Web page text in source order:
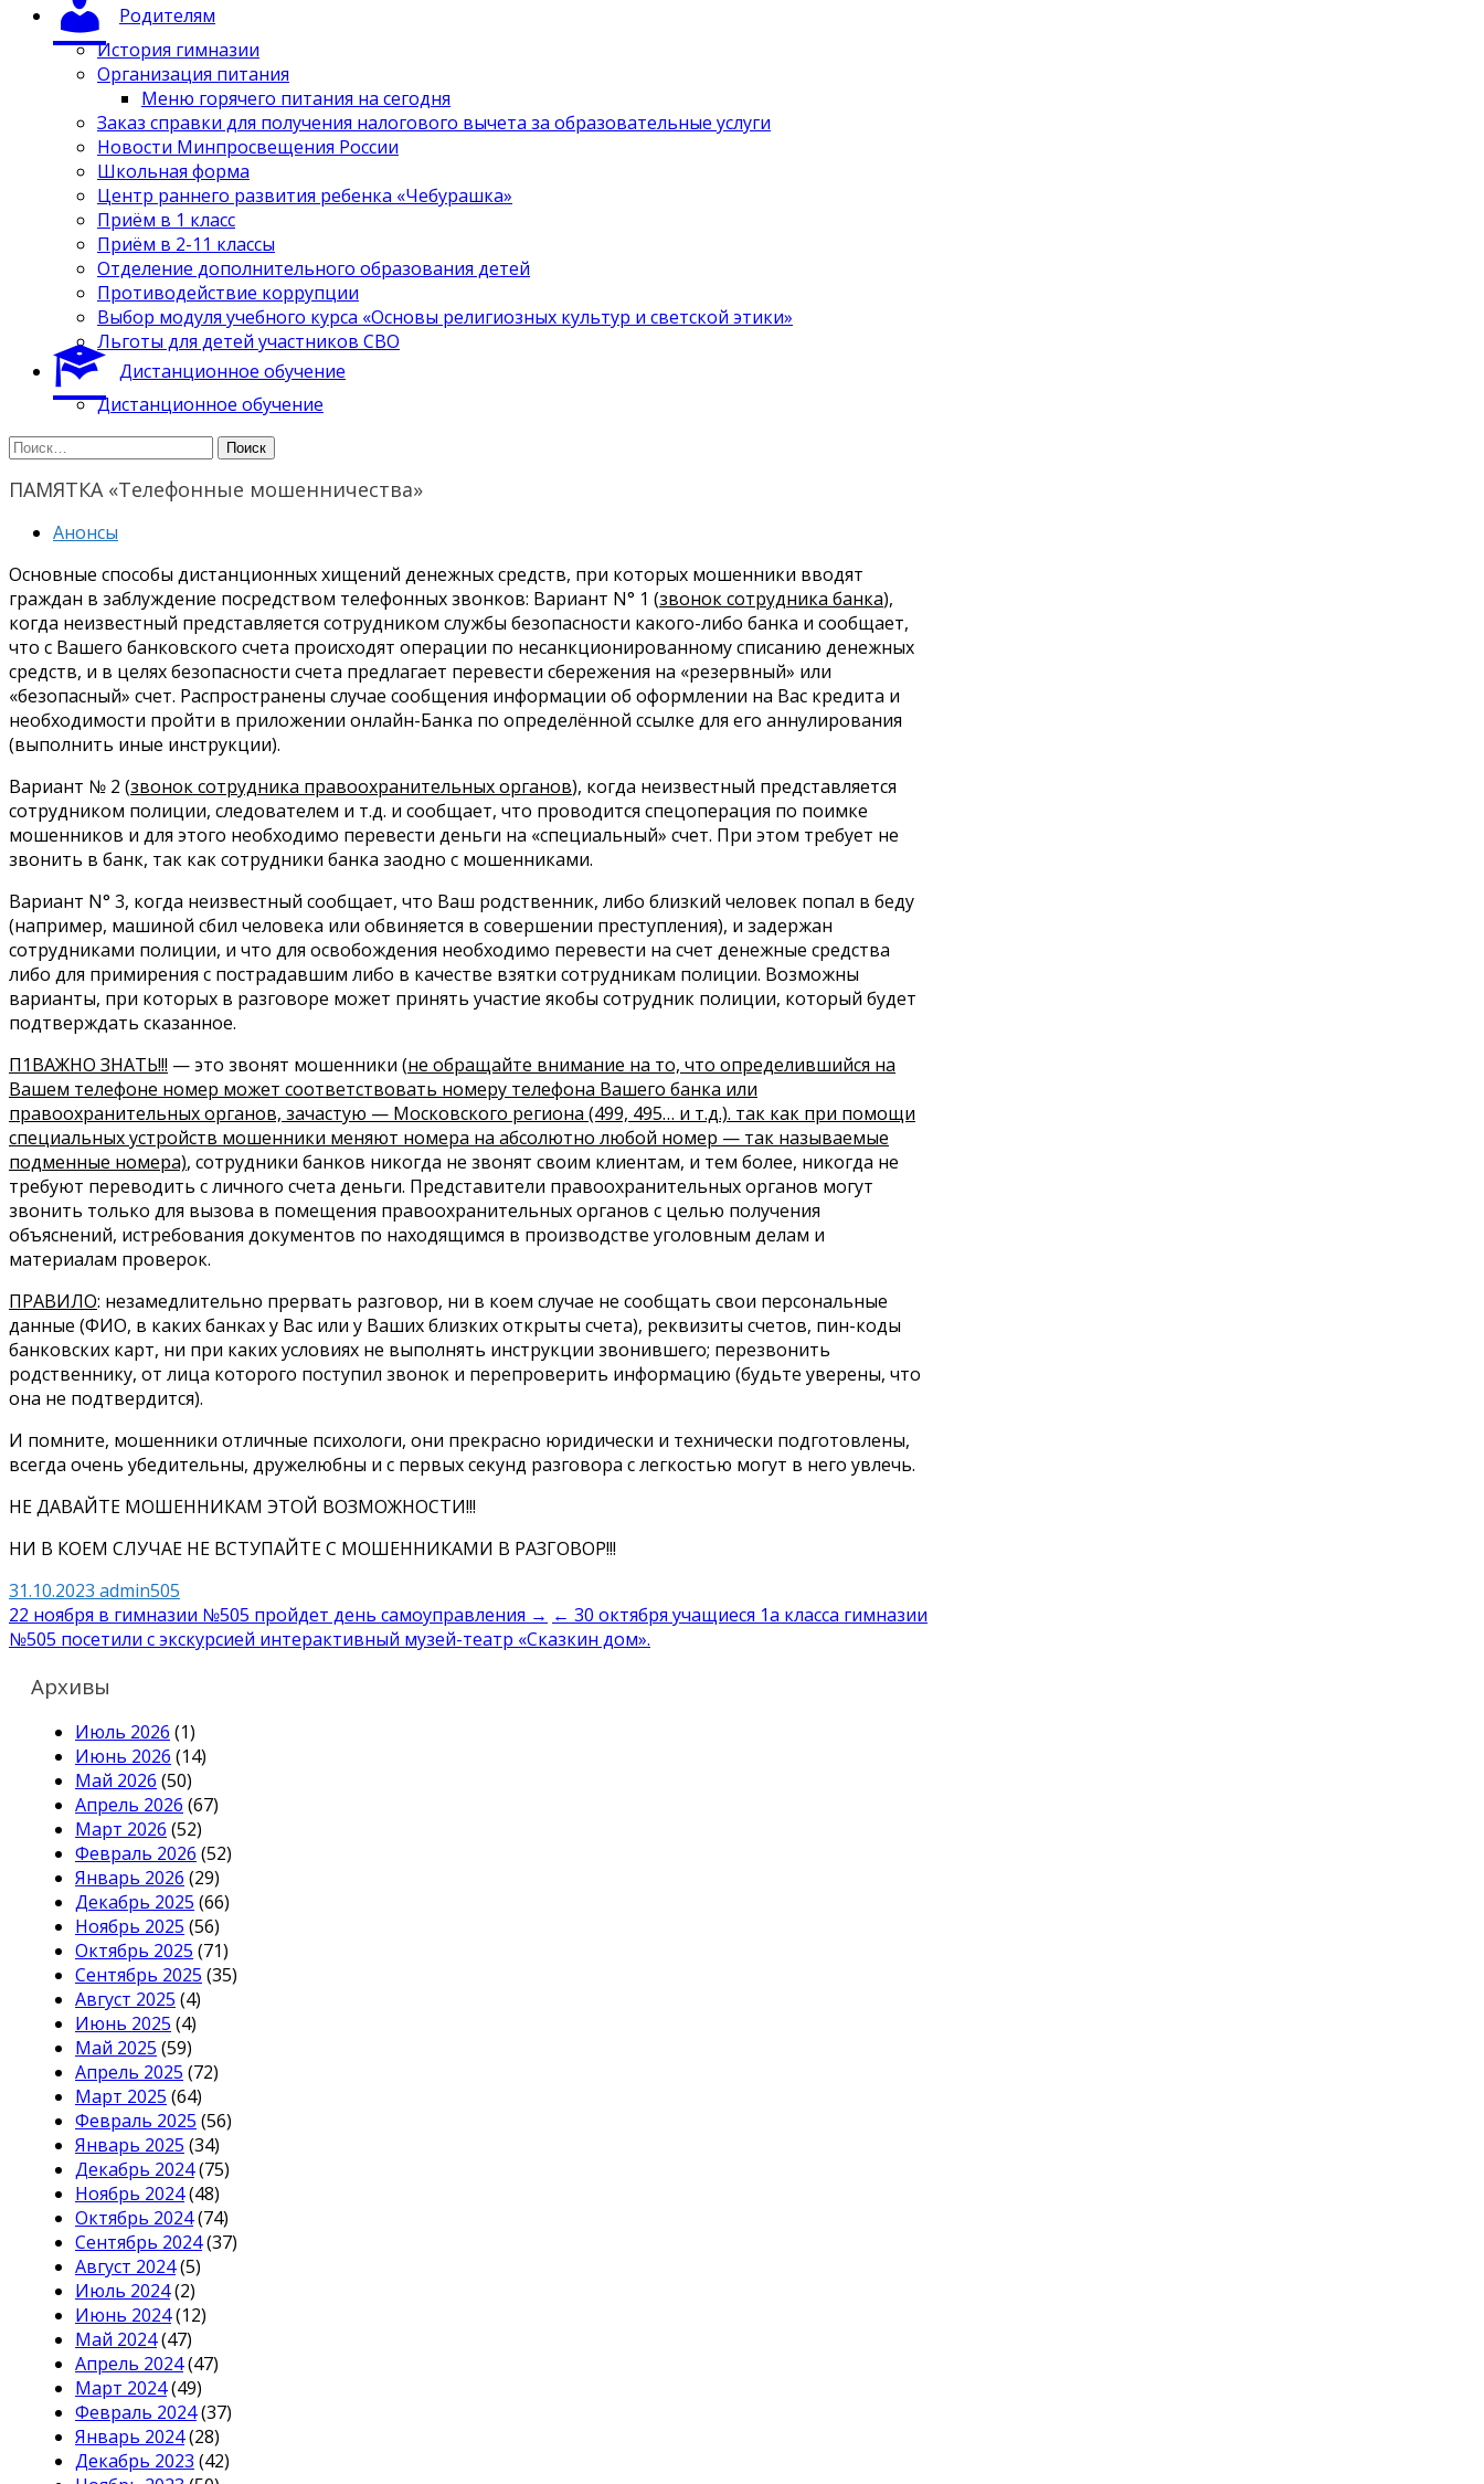
Родителям
История гимназии
Организация питания
Меню горячего питания на сегодня
Заказ справки для получения налогового вычета за образовательные услуги
Новости Минпросвещения России
Школьная форма
Центр раннего развития ребенка «Чебурашка»
Приём в 1 класс
Приём в 2-11 классы
Отделение дополнительного образования детей
Противодействие коррупции
Выбор модуля учебного курса «Основы религиозных культур и светской этики»
Льготы для детей участников СВО
Дистанционное обучение
Дистанционное обучение
Найти:
ПАМЯТКА «Телефонные мошенничества»
Анонсы
Основные способы дистанционных хищений денежных средств, при которых мошенники вводят
граждан в заблуждение посредством телефонных звонков: Вариант N° 1 (звонок сотрудника банка),
когда неизвестный представляется сотрудником службы безопасности какого-либо банка и сообщает,
что с Вашего банковского счета происходят операции по несанкционированному списанию денежных
средств, и в целях безопасности счета предлагает перевести сбережения на «резервный» или
«безопасный» счет. Распространены случае сообщения информации об оформлении на Вас кредита и
необходимости пройти в приложении онлайн-Банка по определённой ссылке для его аннулирования
(выполнить иные инструкции).
Вариант № 2 (звонок сотрудника правоохранительных органов), когда неизвестный представляется
сотрудником полиции, следователем и т.д. и сообщает, что проводится спецоперация по поимке
мошенников и для этого необходимо перевести деньги на «специальный» счет. При этом требует не
звонить в банк, так как сотрудники банка заодно с мошенниками.
Вариант N° 3, когда неизвестный сообщает, что Ваш родственник, либо близкий человек попал в беду
(например, машиной сбил человека или обвиняется в совершении преступления), и задержан
сотрудниками полиции, и что для освобождения необходимо перевести на счет денежные средства
либо для примирения с пострадавшим либо в качестве взятки сотрудникам полиции. Возможны
варианты, при которых в разговоре может принять участие якобы сотрудник полиции, который будет
подтверждать сказанное.
П1ВАЖНО ЗНАТЬ!!! — это звонят мошенники (не обращайте внимание на то, что определившийся на
Вашем телефоне номер может соответствовать номеру телефона Вашего банка или
правоохранительных органов, зачастую — Московского региона (499, 495… и т.д.). так как при помощи
специальных устройств мошенники меняют номера на абсолютно любой номер — так называемые
подменные номера), сотрудники банков никогда не звонят своим клиентам, и тем более, никогда не
требуют переводить с личного счета деньги. Представители правоохранительных органов могут
звонить только для вызова в помещения правоохранительных органов с целью получения
объяснений, истребования документов по находящимся в производстве уголовным делам и
материалам проверок.
ПРАВИЛО: незамедлительно прервать разговор, ни в коем случае не сообщать свои персональные
данные (ФИО, в каких банках у Вас или у Ваших близких открыты счета), реквизиты счетов, пин-коды
банковских карт, ни при каких условиях не выполнять инструкции звонившего; перезвонить
родственнику, от лица которого поступил звонок и перепроверить информацию (будьте уверены, что
она не подтвердится).
И помните, мошенники отличные психологи, они прекрасно юридически и технически подготовлены,
всегда очень убедительны, дружелюбны и с первых секунд разговора с легкостью могут в него увлечь.
НЕ ДАВАЙТЕ МОШЕННИКАМ ЭТОЙ ВОЗМОЖНОСТИ!!!
НИ В КОЕМ СЛУЧАЕ НЕ ВСТУПАЙТЕ С МОШЕННИКАМИ В РАЗГОВОР!!!
31.10.2023 admin505
Навигация
по
22 ноября в гимназии №505 пройдет день самоуправления → ← 30 октября учащиеся 1а класса гимназии
№505 посетили с экскурсией интерактивный музей-театр «Сказкин дом».
Архивы
Июль 2026 (1)
Июнь 2026 (14)
Май 2026 (50)
Апрель 2026 (67)
Март 2026 (52)
Февраль 2026 (52)
Январь 2026 (29)
Декабрь 2025 (66)
Ноябрь 2025 (56)
Октябрь 2025 (71)
Сентябрь 2025 (35)
Август 2025 (4)
Июнь 2025 (4)
Май 2025 (59)
Апрель 2025 (72)
Март 2025 (64)
Февраль 2025 (56)
Январь 2025 (34)
Декабрь 2024(75)
Ноябрь 2024(48)
Октябрь 2024(74)
Сентябрь 2024(37)
Август 2024(5)
Июль 2024(2)
Июнь 2024(12)
Май 2024(47)
Апрель 2024(47)
Март 2024(49)
Февраль 2024(37)
Январь 2024(28)
Декабрь 2023 (42)